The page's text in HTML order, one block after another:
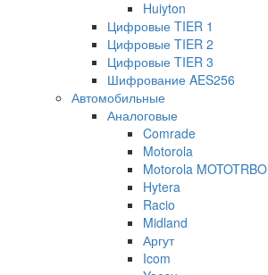
Huiyton
Цифровые TIER 1
Цифровые TIER 2
Цифровые TIER 3
Шифрование AES256
Автомобильные
Аналоговые
Comrade
Motorola
Motorola MOTOTRBO
Hytera
Racio
Midland
Аргут
Icom